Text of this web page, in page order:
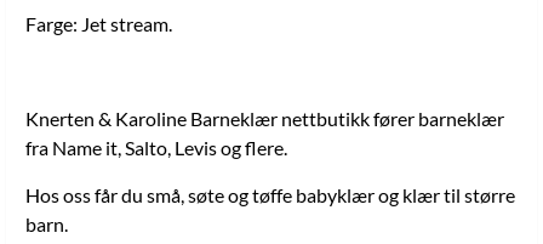
Farge: Jet stream.
Knerten & Karoline Barneklær nettbutikk fører barneklær
fra Name it, Salto, Levis og flere.
Hos oss får du små, søte og tøffe babyklær og klær til større
barn.